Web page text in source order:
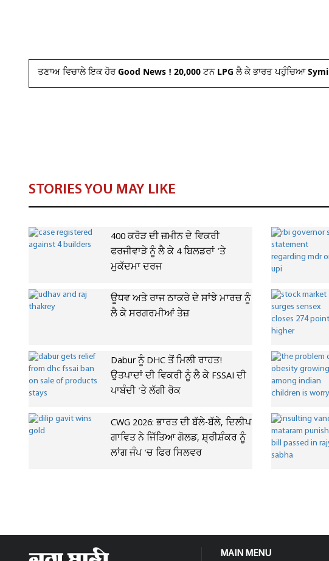
ਤਣਾਅ ਵਿਚਾਲੇ ਇਕ ਹੋਰ Good News ! 20,000 ਟਨ LPG ਲੈ ਕੇ ਭਾਰਤ ਪਹੁੰਚਿਆ Symi
STORIES YOU MAY LIKE
400 ਕਰੋੜ ਦੀ ਜ਼ਮੀਨ ਦੇ ਵਿਕਰੀ
ਫਰਜੀਵਾੜੇ ਨੂੰ ਲੈ ਕੇ 4 ਬਿਲਡਰਾਂ 'ਤੇ
ਮੁਕੱਦਮਾ ਦਰਜ
ਊਧਵ ਅਤੇ ਰਾਜ ਠਾਕਰੇ ਦੇ ਸਾਂਝੇ ਮਾਰਚ ਨੂੰ
ਲੈ ਕੇ ਸਰਗਰਮੀਆਂ ਤੇਜ਼
Dabur ਨੂੰ DHC ਤੋਂ ਮਿਲੀ ਰਾਹਤ!
ਉਤਪਾਦਾਂ ਦੀ ਵਿਕਰੀ ਨੂੰ ਲੈ ਕੇ FSSAI ਦੀ
ਪਾਬੰਦੀ 'ਤੇ ਲੱਗੀ ਰੋਕ
CWG 2026: ਭਾਰਤ ਦੀ ਬੱਲੇ-ਬੱਲੇ, ਦਿਲੀਪ
ਗਾਵਿਤ ਨੇ ਜਿੱਤਿਆ ਗੋਲਡ, ਸ਼੍ਰੀਸ਼ੰਕਰ ਨੂੰ
ਲਾਂਗ ਜੰਪ 'ਚ ਫਿਰ ਸਿਲਵਰ
MAIN MENU